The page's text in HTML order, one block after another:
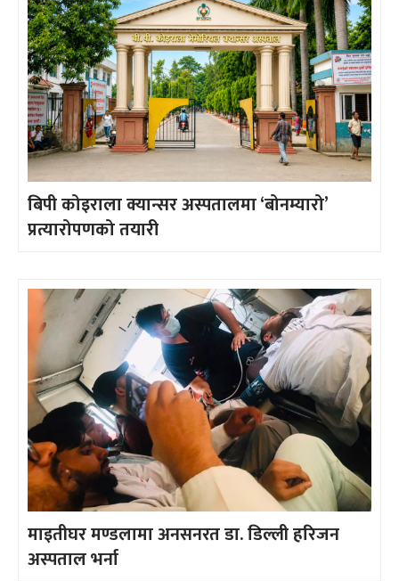
बिपी कोइराला क्यान्सर अस्पतालमा ‘बोनम्यारो’
प्रत्यारोपणको तयारी
माइतीघर मण्डलामा अनसनरत डा. डिल्ली हरिजन
अस्पताल भर्ना